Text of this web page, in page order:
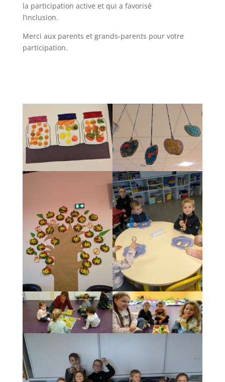
la participation active et qui a favorisé
l’inclusion.
Merci aux parents et grands-parents pour votre
participation.